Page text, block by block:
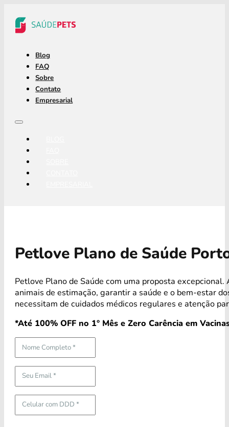
Blog
FAQ
Sobre
Contato
Empresarial
Petlove Plano de Saúde
Petlove Plano de Saúde com uma proposta
animais de estimação, garantir a saúde e o bem-estar
necessitam de cuidados médicos regulares e atenção
*Até 100% OFF no 1° Mês e Zero Carência em